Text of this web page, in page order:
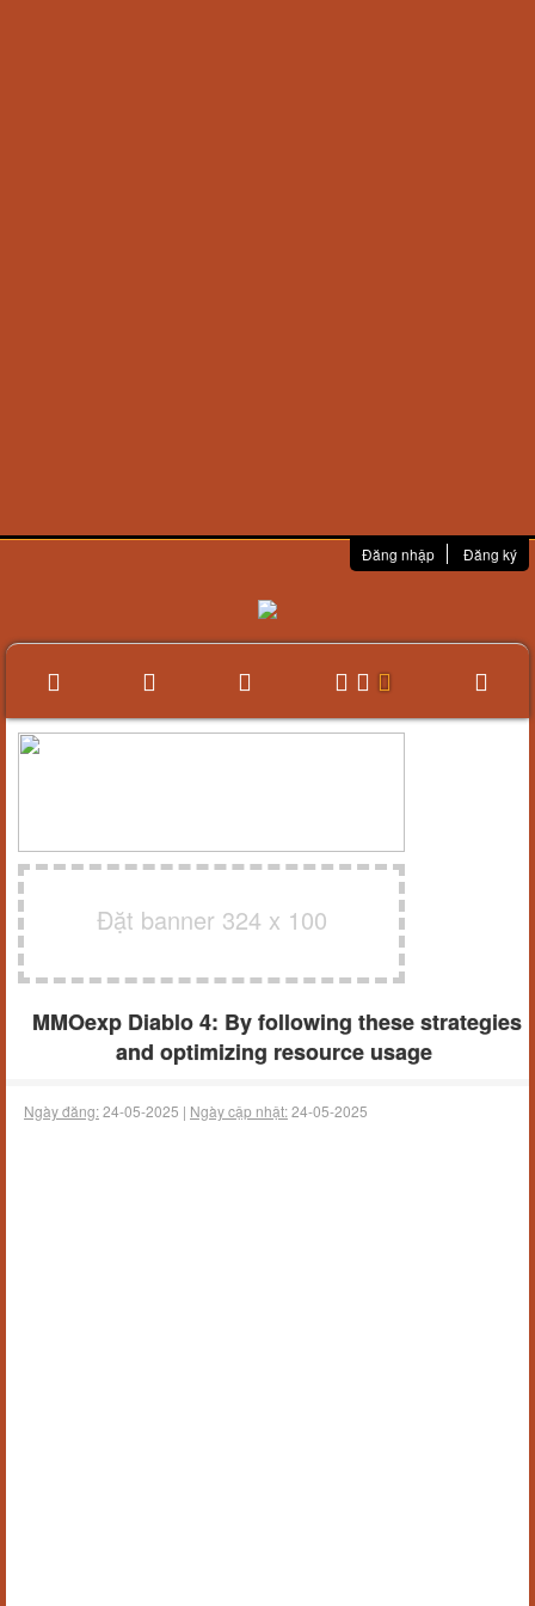
Đăng nhập Đăng ký
Đặt banner 324 x 100
MMOexp Diablo 4: By following these strategies
and optimizing resource usage
Ngày đăng:24-05-2025 | Ngày cập nhật:24-05-2025